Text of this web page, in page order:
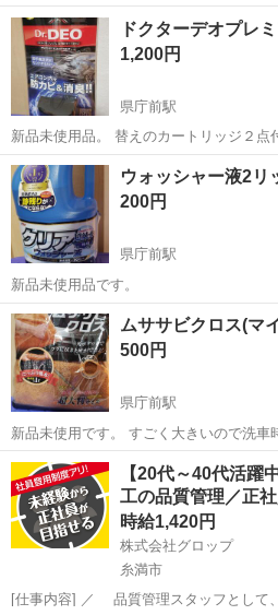
て、スロープは新品未使用です。場所は
沖縄 国頭郡 てだこ浦西駅
ドクターデオプレ
1,200円
県庁前駅
新品未使用品。 替えのカートリッジ２点
沖縄 那覇市 メンテ
ウォッシャー液2リ
200円
県庁前駅
新品未使用品です。
沖縄 那覇市 県庁前駅 メンテ
ムササビクロス(マ
500円
県庁前駅
新品未使用です。 すごく大きいので洗車
沖縄 那覇市 県庁前駅 メンテ
【20代～40代活躍
工の品質管理／正
時給1,420円
株式会社グロップ
糸満市
[仕事内容] ／ 品質管理スタッフとし